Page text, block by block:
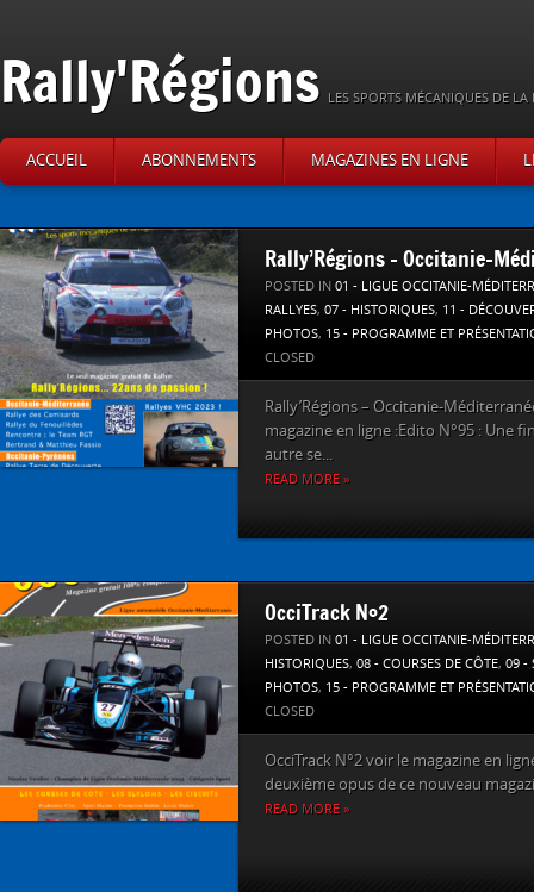
Rally'Régions LES SPORTS MÉCANIQUES DE
ACCUEIL ABONNEMENTS MAGAZINES EN LIGNE
Rally’Régions – Occitanie-
POSTED IN 01 - LIGUE OCCITANIE-
RALLYES, 07 - HISTORIQUES, 11 -
PHOTOS, 15 - PROGRAMME ET
CLOSED
Rally’Régions – Occitanie-
magazine en ligne :Edito N°95 : Une
autre se...
READ MORE »
OcciTrack N°2
POSTED IN 01 - LIGUE OCCITANIE-
HISTORIQUES, 08 - COURSES DE CÔTE, 09 -
PHOTOS, 15 - PROGRAMME ET
CLOSED
OcciTrack N°2 voir le magazine en
deuxième opus de ce nouveau
READ MORE »